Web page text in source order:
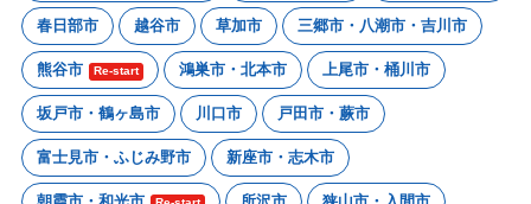
春日部市 越谷市 草加市 三郷市・八潮市・吉川市
熊谷市 Re-start 鴻巣市・北本市 上尾市・桶川市
坂戸市・鶴ヶ島市 川口市 戸田市・蕨市
富士見市・ふじみ野市 新座市・志木市